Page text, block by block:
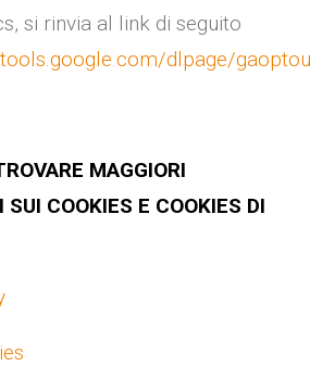
si rinvia al link di seguito
dlpage/
MAGGIORI
COOKIES E COOKIES DI